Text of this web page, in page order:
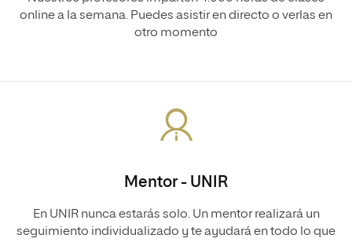
online a la semana. Puedes asistir en directo o verlas en
otro momento
Mentor - UNIR
En UNIR nunca estarás solo. Un mentor realizará un
seguimiento individualizado y te ayudará en todo lo que